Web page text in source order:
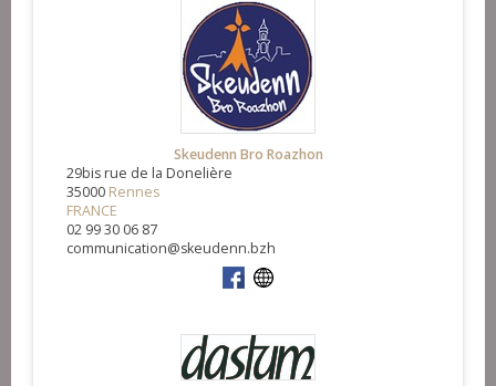
Skeudenn Bro Roazhon
29bis rue de la Donelière
35000 Rennes
FRANCE
02 99 30 06 87
communication@skeudenn.bzh